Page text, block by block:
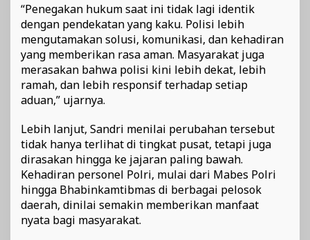
“Penegakan hukum saat ini tidak lagi identik
dengan pendekatan yang kaku. Polisi lebih
mengutamakan solusi, komunikasi, dan kehadiran
yang memberikan rasa aman. Masyarakat juga
merasakan bahwa polisi kini lebih dekat, lebih
ramah, dan lebih responsif terhadap setiap
aduan,” ujarnya.
Lebih lanjut, Sandri menilai perubahan tersebut
tidak hanya terlihat di tingkat pusat, tetapi juga
dirasakan hingga ke jajaran paling bawah.
Kehadiran personel Polri, mulai dari Mabes Polri
hingga Bhabinkamtibmas di berbagai pelosok
daerah, dinilai semakin memberikan manfaat
nyata bagi masyarakat.